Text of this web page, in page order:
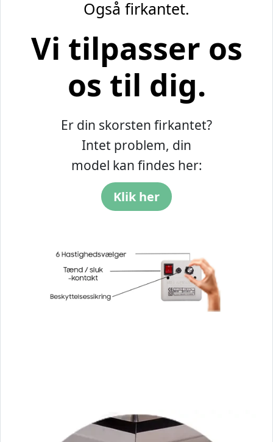
Også firkantet.
Vi tilpasser os
os til dig.
Er din skorsten firkantet?
Intet problem, din
model kan findes her:
Klik her